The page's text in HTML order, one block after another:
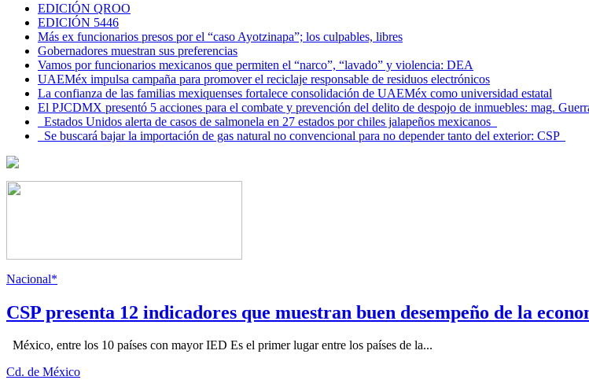
EDICIÓN QROO
EDICIÓN 5446
Más ex funcionarios presos por el “caso Ayotzinapa”; los culpables, libres
Gobernadores muestran sus preferencias
Vamos por funcionarios mexicanos que permiten el “narco”, “lavado” y violencia: DEA
UAEMéx impulsa campaña para promover el reciclaje responsable de residuos electrónicos
La confianza de las familias mexiquenses fortalece consolidación de UAEMéx como universidad estatal
El PJCDMX presentó 5 acciones para el combate y prevención del delito de despojo de inmuebles: mag.
Estados Unidos alerta de casos de salmonela en 27 estados por chiles jalapeños mexicanos
Se buscará bajar la importación de gas natural no convencional para no depender tanto del exterior: CSP
Nacional*
CSP presenta 12 indicadores que muestran buen desempeño de la
México, entre los 10 países con mayor IED Es el primer lugar entre los países de la...
Cd. de México